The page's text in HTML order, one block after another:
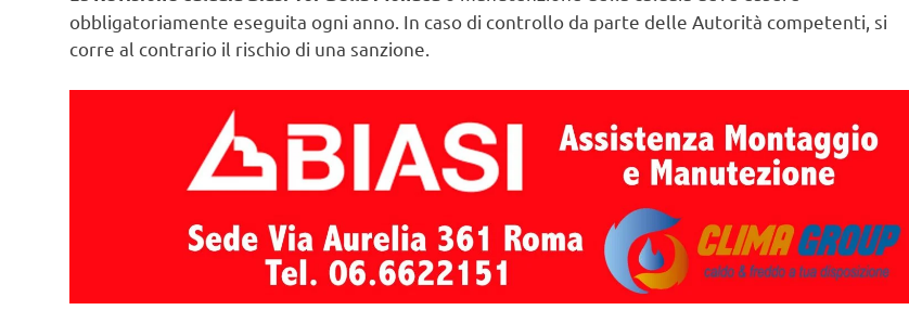
obbligatoriamente eseguita ogni anno. In caso di controllo da parte delle Autorità competenti, si
corre al contrario il rischio di una sanzione.